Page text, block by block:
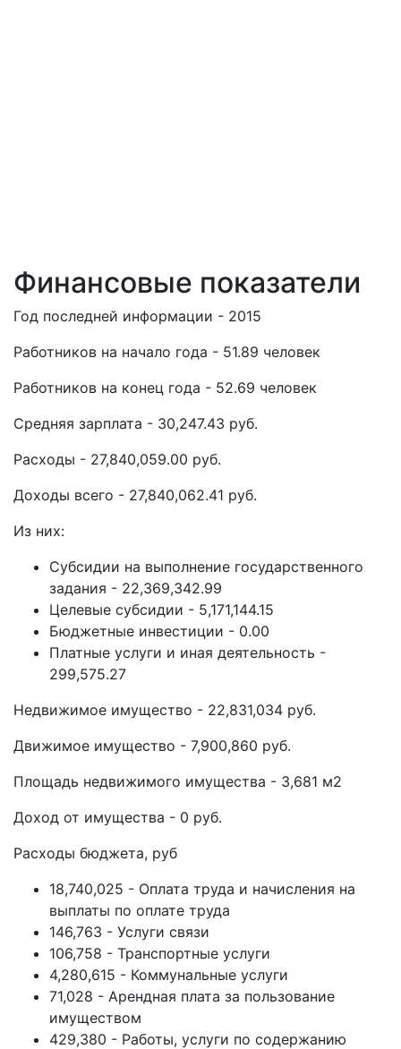
Финансовые показатели
Год последней информации - 2015
Работников на начало года - 51.89 человек
Работников на конец года - 52.69 человек
Средняя зарплата - 30,247.43 руб.
Расходы - 27,840,059.00 руб.
Доходы всего - 27,840,062.41 руб.
Из них:
Субсидии на выполнение государственного
задания - 22,369,342.99
Целевые субсидии - 5,171,144.15
Бюджетные инвестиции - 0.00
Платные услуги и иная деятельность -
299,575.27
Недвижимое имущество - 22,831,034 руб.
Движимое имущество - 7,900,860 руб.
Площадь недвижимого имущества - 3,681 м2
Доход от имущества - 0 руб.
Расходы бюджета, руб
18,740,025 - Оплата труда и начисления на
выплаты по оплате труда
146,763 - Услуги связи
106,758 - Транспортные услуги
4,280,615 - Коммунальные услуги
71,028 - Арендная плата за пользование
имуществом
429,380 - Работы, услуги по содержанию